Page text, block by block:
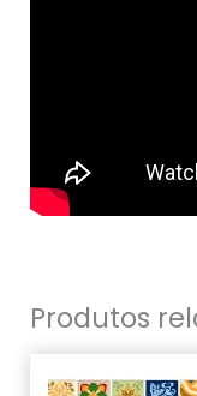
Produtos